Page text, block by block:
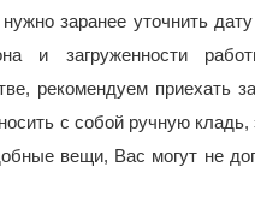
заранее уточнить
и загруженности
рекомендуем приехать
с собой ручную
вещи, Вас могут не